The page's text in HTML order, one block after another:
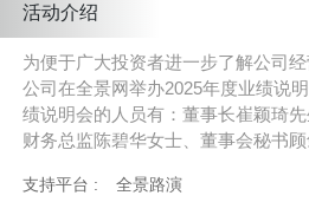
活动介绍
为便于广大投资者进一步了解公司
公司在全景网举办2025年度业绩说
绩说明会的人员有：董事长崔颖琦先
财务总监陈碧华女士、董事会秘书顾
支持平台 : 全景路演